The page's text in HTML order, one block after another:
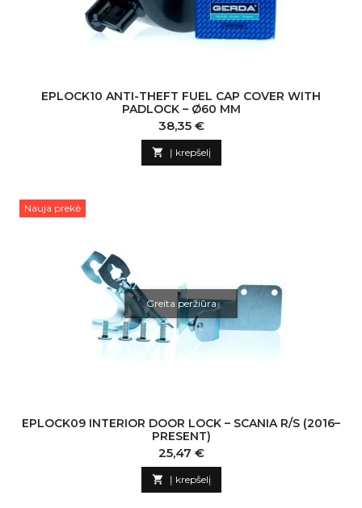
EPLOCK10 ANTI-THEFT FUEL CAP COVER WITH
PADLOCK – Ø60 MM
Kaina
38,35 €
 Į krepšelį
Nauja prekė
Greita peržiūra
EPLOCK09 INTERIOR DOOR LOCK – SCANIA R/S (2016–
PRESENT)
Kaina
25,47 €
 Į krepšelį